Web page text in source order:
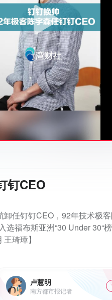
钉CEO
任钉钉CEO，92年技术极
福布斯亚洲“30 Under 30“
琦璋】
卢慧明
南方都市报记者